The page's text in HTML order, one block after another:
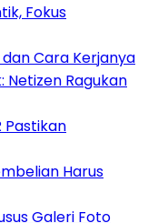
Fokus
Cara Kerjanya
Netizen Ragukan
Pastikan
Harus
Galeri Foto